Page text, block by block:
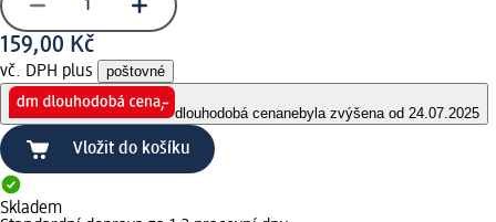
159,00 Kč
vč. DPH plus poštovné
dlouhodobá cenanebyla zvýšena od 24.07.2025
Vložit do košíku
Skladem